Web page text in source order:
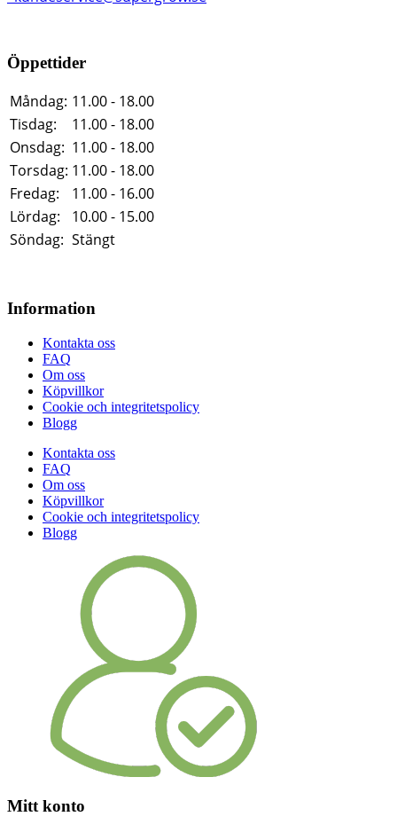
Öppettider
Måndag: 11.00 - 18.00
Tisdag:
11.00 - 18.00
Onsdag: 11.00 - 18.00
Torsdag: 11.00 - 18.00
Fredag:
11.00 - 16.00
Lördag:
10.00 - 15.00
Söndag: Stängt
Information
Kontakta oss
FAQ
Om oss
Köpvillkor
Cookie och integritetspolicy
Blogg
Kontakta oss
FAQ
Om oss
Köpvillkor
Cookie och integritetspolicy
Blogg
Mitt konto